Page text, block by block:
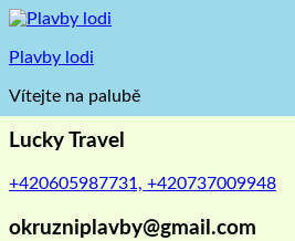
Skip
content
Plavby lodi
Vítejte na palubě
Lucky Travel
+420605987731, +420737009948
okruzniplavby@gmail.com